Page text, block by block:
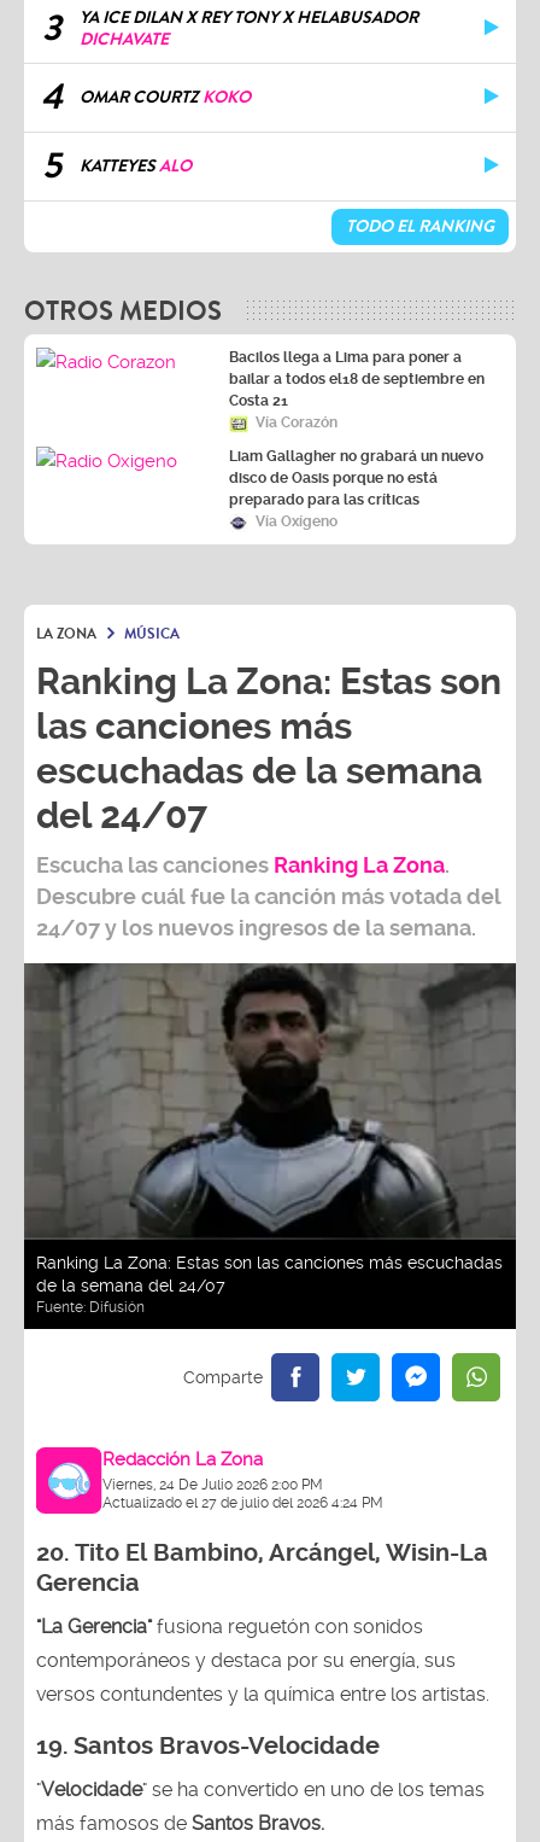
3
YA ICE DILAN X REY TONY X HELABUSADOR
DICHAVATE
4 OMAR COURTZKOKO
5 KATTEYESALO
TODO EL RANKING
OTROS MEDIOS
Bacilos llega a Lima para poner a
bailar a todos el18 de septiembre en
Costa 21
Vía Corazón
Liam Gallagher no grabará un nuevo
disco de Oasis porque no está
preparado para las críticas
Vía Oxígeno
LA ZONA MÚSICA
Ranking La Zona: Estas son
las canciones más
escuchadas de la semana
del 24/07
Escucha las canciones Ranking La Zona.
Descubre cuál fue la canción más votada del
24/07y los nuevos ingresos de la semana.
Ranking La Zona: Estas son las canciones más escuchadas
de la semana del 24/07
Fuente: Difusión
Redacción La Zona
Viernes, 24 De Julio 2026 2:00 PM
Actualizado el 27 de julio del 2026 4:24 PM
20. Tito El Bambino, Arcángel, Wisin-La
Gerencia
"La Gerencia"fusiona reguetón con sonidos
contemporáneos y destaca por su energía, sus
versos contundentes y la química entre los artistas.
19. Santos Bravos-Velocidade
"Velocidade" se ha convertido en uno de los temas
más famosos de Santos Bravos.